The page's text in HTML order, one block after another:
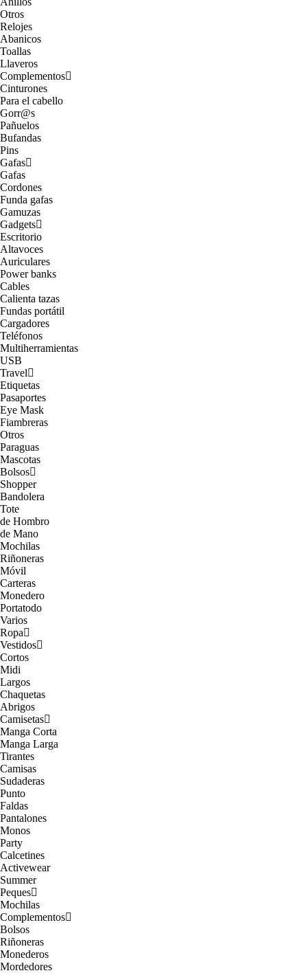
Otros
Relojes
Abanicos
Toallas
Llaveros
Complementos
Cinturones
Para el cabello
Gorr@s
Pañuelos
Bufandas
Pins
Gafas
Gafas
Cordones
Funda gafas
Gamuzas
Gadgets
Escritorio
Altavoces
Auriculares
Power banks
Cables
Calienta tazas
Fundas portátil
Cargadores
Teléfonos
Multiherramientas
USB
Travel
Etiquetas
Pasaportes
Eye Mask
Fiambreras
Otros
Paraguas
Mascotas
Bolsos
Shopper
Bandolera
Tote
de Hombro
de Mano
Mochilas
Riñoneras
Móvil
Carteras
Monedero
Portatodo
Varios
Ropa
Vestidos
Cortos
Midi
Largos
Chaquetas
Abrigos
Camisetas
Manga Corta
Manga Larga
Tirantes
Camisas
Sudaderas
Punto
Faldas
Pantalones
Monos
Party
Calcetines
Activewear
Summer
Peques
Mochilas
Complementos
Bolsos
Riñoneras
Monederos
Mordedores